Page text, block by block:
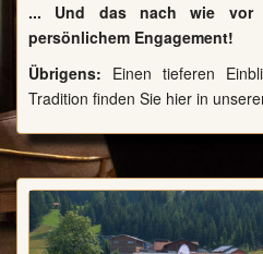
... Und das nach wie vor
persönlichem Engagement!
Übrigens: Einen tieferen
Tradition finden Sie hier in